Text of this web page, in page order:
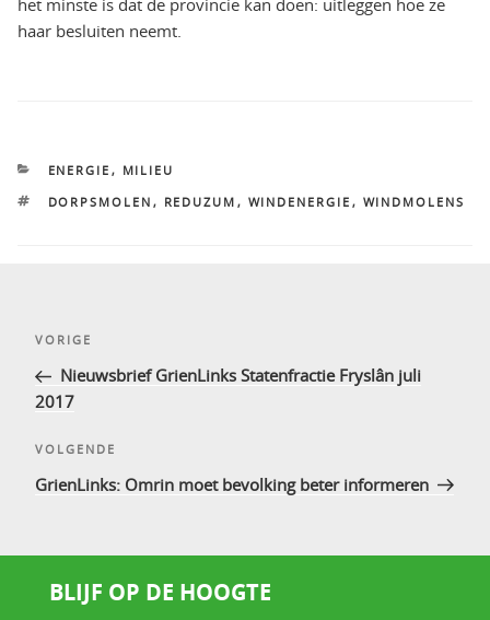
haar besluiten neemt.
CATEGORIEËN
ENERGIE , MILIEU
TAGS
DORPSMOLEN , REDUZUM , WINDENERGIE , WINDMOLENS
Vorig
bericht
VORIGE
Nieuwsbrief GrienLinks Statenfractie Fryslân juli
2017
Volgend
bericht
VOLGENDE
GrienLinks: Omrin moet bevolking beter informeren
BLIJF OP DE HOOGTE